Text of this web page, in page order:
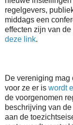
regelgevers,
middags een
effecten zijn van
deze link.
De vereniging mag
voor ze er is wordt
de voorgenomen
beschrijving van
aan de